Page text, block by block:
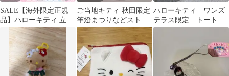
SALE【海外限定正規
品】ハローキティ 立体
シール 2枚セット サン
リオ
ご当地キティ 秋田限定
竿燈まつりなどストラ
ップ４点セット
ハローキティ ワンズ
テラス限定 トートバ
ッグ 日本限定